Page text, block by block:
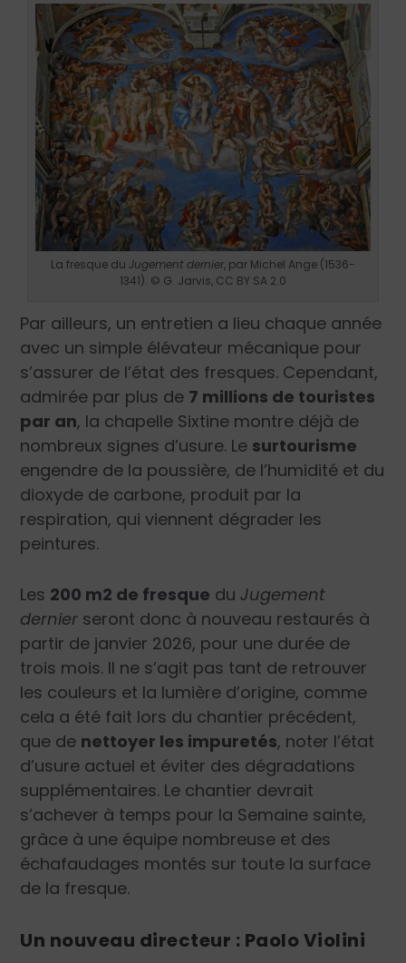
La fresque du Jugement dernier, par Michel Ange (1536-
1341). © G. Jarvis, CC BY SA 2.0
Par ailleurs, un entretien a lieu chaque année
avec un simple élévateur mécanique pour
s’assurer de l’état des fresques. Cependant,
admirée par plus de 7 millions de touristes
par an, la chapelle Sixtine montre déjà de
nombreux signes d’usure. Le surtourisme
engendre de la poussière, de l’humidité et du
dioxyde de carbone, produit par la
respiration, qui viennent dégrader les
peintures.
Les 200 m2 de fresque duJugement
dernier seront donc à nouveau restaurés à
partir de janvier 2026, pour une durée de
trois mois. Il ne s’agit pas tant de retrouver
les couleurs et la lumière d’origine, comme
cela a été fait lors du chantier précédent,
que de nettoyer les impuretés, noter l’état
d’usure actuel et éviter des dégradations
supplémentaires. Le chantier devrait
s’achever à temps pour la Semaine sainte,
grâce à une équipe nombreuse et des
échafaudages montés sur toute la surface
de la fresque.
Un nouveau directeur : Paolo Violini